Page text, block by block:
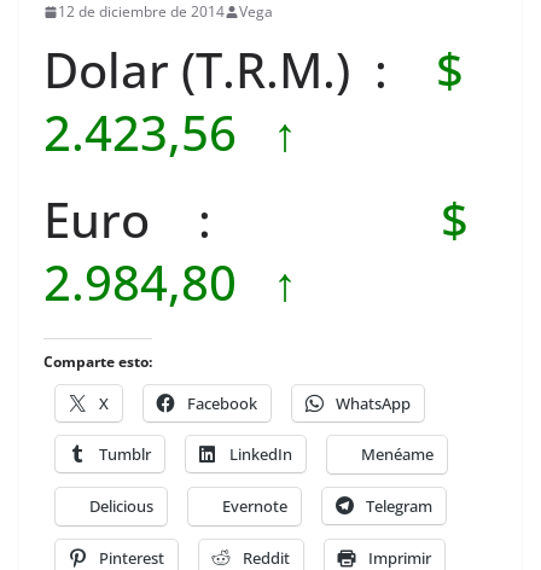
12 de diciembre de 2014 Vega
Dolar (T.R.M.) : $
2.423,56 ↑
Euro : $
2.984,80 ↑
Comparte esto:
X Facebook WhatsApp
Tumblr LinkedIn Menéame
Delicious Evernote Telegram
Pinterest Reddit Imprimir